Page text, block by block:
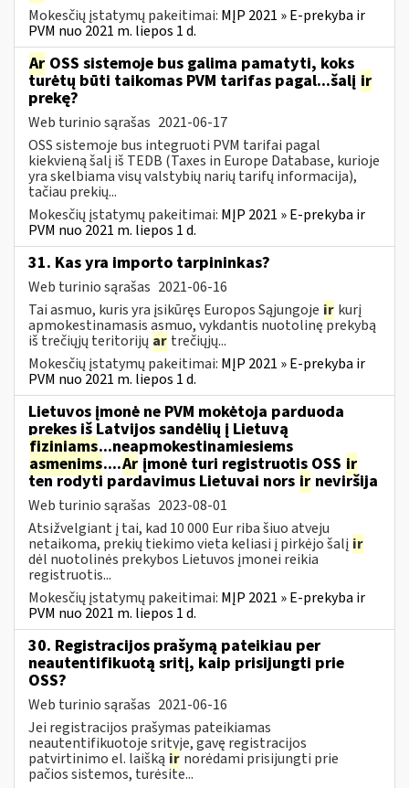
Mokesčių įstatymų pakeitimai: MĮP 2021 » E-prekyba ir
PVM nuo 2021 m. liepos 1 d.
Ar OSS sistemoje bus galima pamatyti, koks
turėtų būti taikomas PVM tarifas pagal...šalį ir
prekę?
Web turinio sąrašas 2021-06-17
OSS sistemoje bus integruoti PVM tarifai pagal
kiekvieną šalį iš TEDB (Taxes in Europe Database, kurioje
yra skelbiama visų valstybių narių tarifų informacija),
tačiau prekių...
Mokesčių įstatymų pakeitimai: MĮP 2021 » E-prekyba ir
PVM nuo 2021 m. liepos 1 d.
31. Kas yra importo tarpininkas?
Web turinio sąrašas 2021-06-16
Tai asmuo, kuris yra įsikūręs Europos Sąjungoje ir kurį
apmokestinamasis asmuo, vykdantis nuotolinę prekybą
iš trečiųjų teritorijų ar trečiųjų...
Mokesčių įstatymų pakeitimai: MĮP 2021 » E-prekyba ir
PVM nuo 2021 m. liepos 1 d.
Lietuvos įmonė ne PVM mokėtoja parduoda
prekes iš Latvijos sandėlių į Lietuvą
fiziniams...neapmokestinamiesiems
asmenims....Ar įmonė turi registruotis OSS ir
ten rodyti pardavimus Lietuvai nors ir neviršija
Web turinio sąrašas 2023-08-01
Atsižvelgiant į tai, kad 10 000 Eur riba šiuo atveju
netaikoma, prekių tiekimo vieta keliasi į pirkėjo šalį ir
dėl nuotolinės prekybos Lietuvos įmonei reikia
registruotis...
Mokesčių įstatymų pakeitimai: MĮP 2021 » E-prekyba ir
PVM nuo 2021 m. liepos 1 d.
30. Registracijos prašymą pateikiau per
neautentifikuotą sritį, kaip prisijungti prie
OSS?
Web turinio sąrašas 2021-06-16
Jei registracijos prašymas pateikiamas
neautentifikuotoje srityje, gavę registracijos
patvirtinimo el. laišką ir norėdami prisijungti prie
pačios sistemos, turėsite...